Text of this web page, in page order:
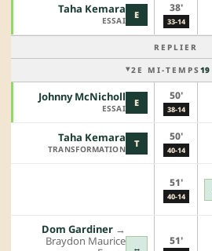
E
Taha Kemara
ESSAI
38'
33-14
REPLIER
2E MI-TEMPS 19
E
Johnny McNicholl
ESSAI
50'
38-14
T
Taha Kemara
TRANSFORMATION
50'
40-14
51'
40-14
↔
Dom Gardiner →︎
Braydon Maurice
51'